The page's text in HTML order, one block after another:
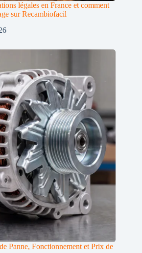
légales en France et comment
sur Recambiofacil
Panne, Fonctionnement et Prix de